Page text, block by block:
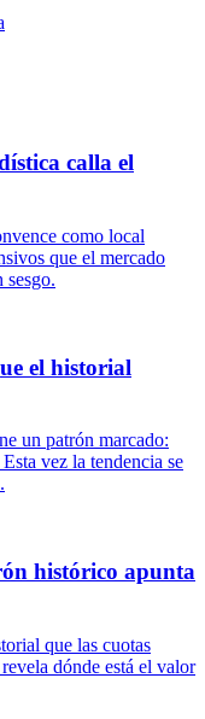
calla el
como local
que el mercado
sesgo.
el historial
un patrón marcado:
vez la tendencia se
histórico apunta
que las cuotas
dónde está el valor